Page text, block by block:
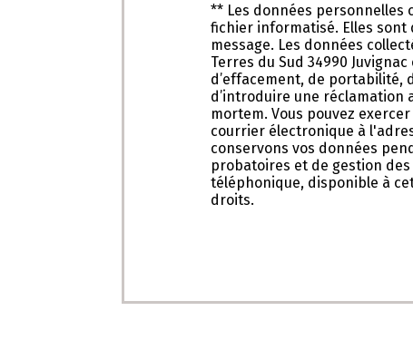
** Les données personnelles
fichier informatisé. Elles sont
message. Les données
Terres du Sud 34990
d’effacement, de portabilité,
d’introduire une réclamation
mortem. Vous pouvez
courrier électronique à
conservons vos données
probatoires et de gestion
téléphonique, disponible à
droits.